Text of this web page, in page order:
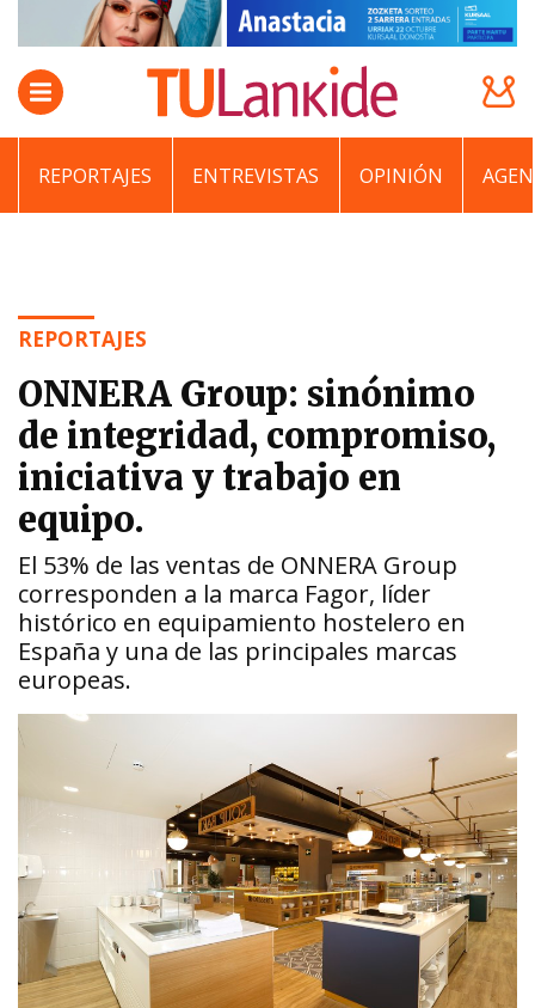
REPORTAJES ENTREVISTAS OPINIÓN
REPORTAJES
ONNERA Group: sinónimo
de integridad, compromiso,
iniciativa y trabajo en
equipo.
El 53% de las ventas de ONNERA Group
corresponden a la marca Fagor, líder
histórico en equipamiento hostelero en
España y una de las principales marcas
europeas.